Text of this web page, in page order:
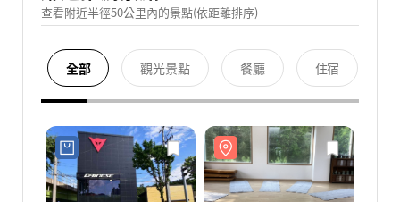
查看附近半徑50公里內的景點(依距離排序)
全部 觀光景點 餐廳 住宿